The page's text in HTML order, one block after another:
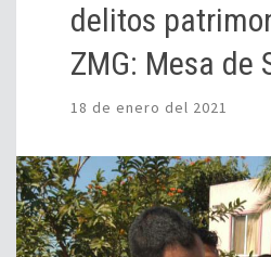
delitos
ZMG: Mesa de
18 de enero del 2021